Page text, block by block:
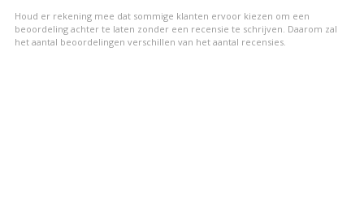
Houd er rekening mee dat sommige klanten ervoor kiezen om een
beoordeling achter te laten zonder een recensie te schrijven. Daarom zal
het aantal beoordelingen verschillen van het aantal recensies.